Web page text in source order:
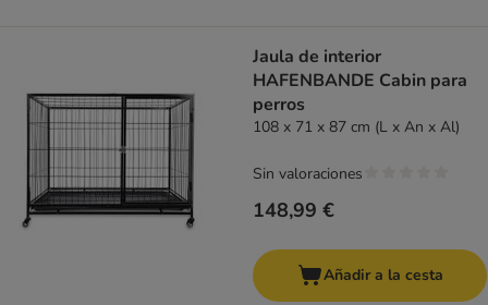
Jaula de interior
HAFENBANDE Cabin para
perros
108 x 71 x 87 cm (L x An x Al)
148,99 €
Sin valoraciones
Añadir a la cesta